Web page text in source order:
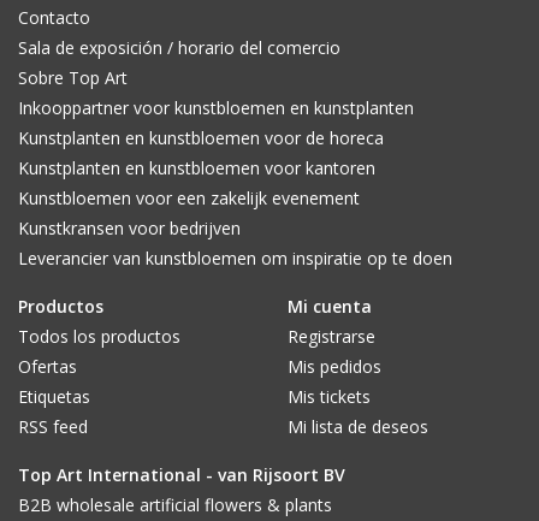
Contacto
Sala de exposición / horario del comercio
Sobre Top Art
Inkooppartner voor kunstbloemen en kunstplanten
Kunstplanten en kunstbloemen voor de horeca
Kunstplanten en kunstbloemen voor kantoren
Kunstbloemen voor een zakelijk evenement
Kunstkransen voor bedrijven
Leverancier van kunstbloemen om inspiratie op te doen
Productos
Todos los productos
Ofertas
Etiquetas
RSS feed
Mi cuenta
Registrarse
Mis pedidos
Mis tickets
Mi lista de deseos
Top Art International - van Rijsoort BV
B2B wholesale artificial flowers & plants